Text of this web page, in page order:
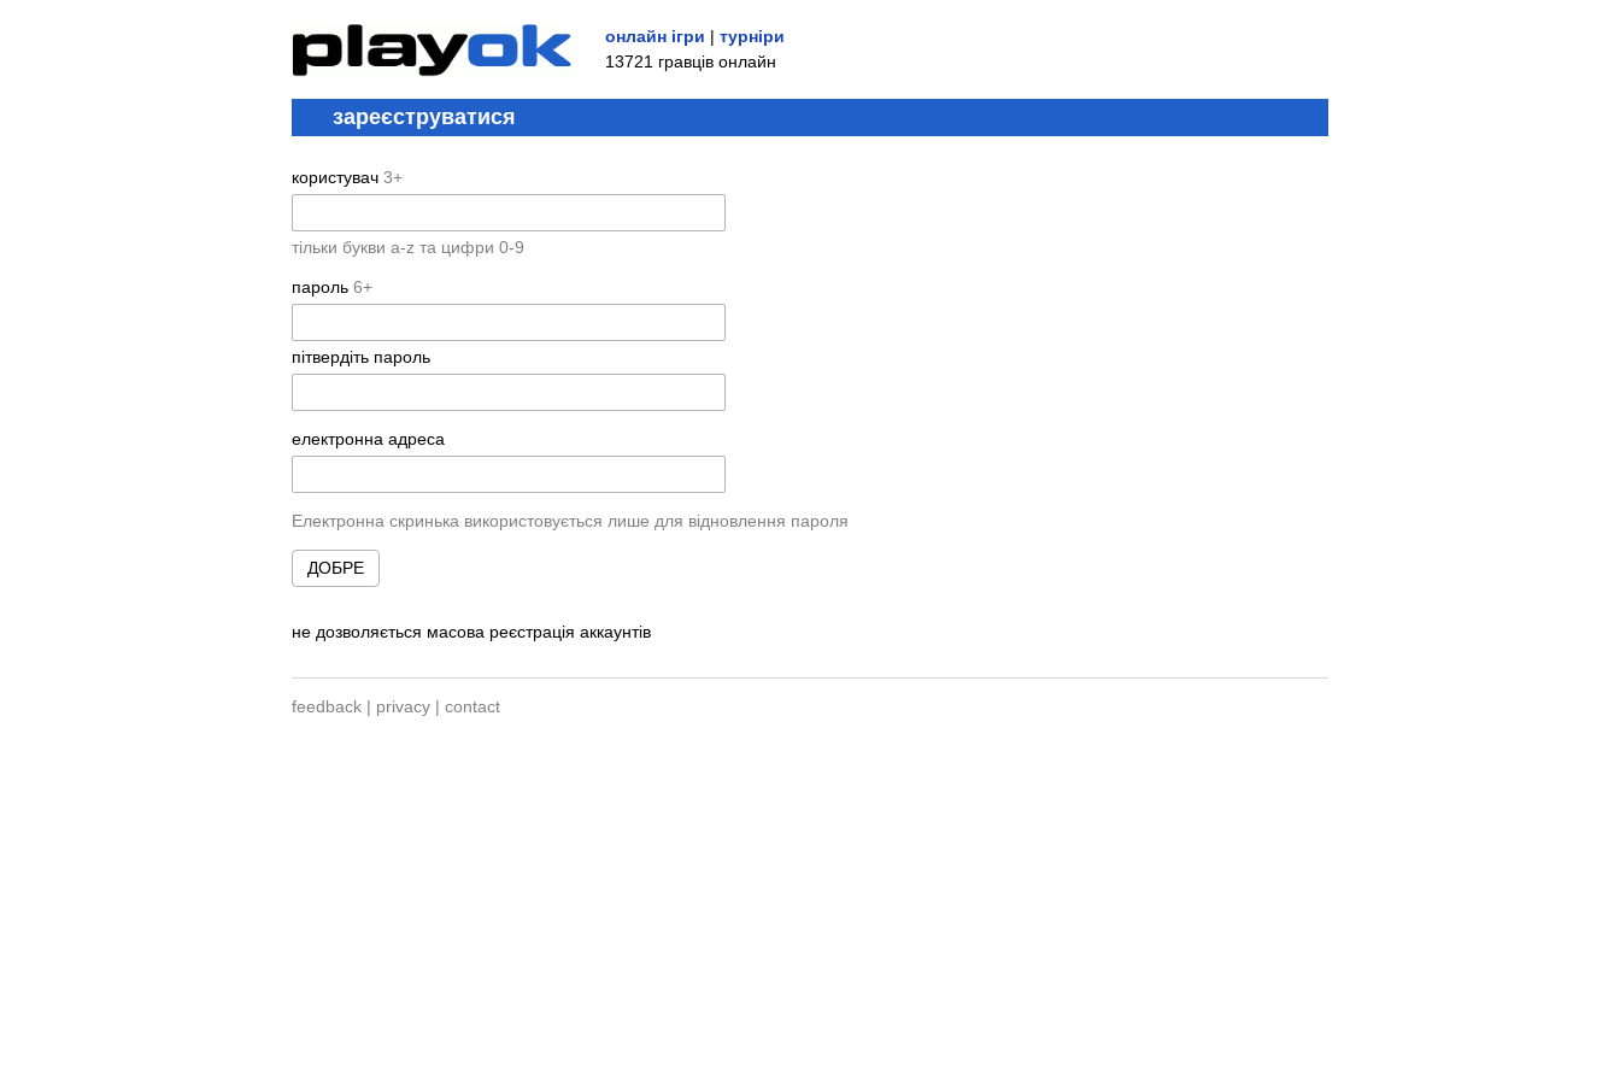
онлайн ігри | турніри
13721 гравців онлайн
зареєструватися
користувач 3+
тільки букви a-z та цифри 0-9
пароль 6+
пітвердіть пароль
електронна адреса
Електронна скринька використовується лише для відновлення пароля
ДОБРЕ
не дозволяється масова реєстрація аккаунтів
feedback | privacy | contact